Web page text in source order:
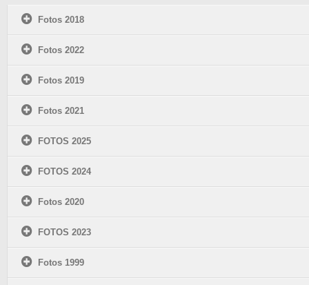
Fotos 2018
Fotos 2022
Fotos 2019
Fotos 2021
FOTOS 2025
FOTOS 2024
Fotos 2020
FOTOS 2023
Fotos 1999